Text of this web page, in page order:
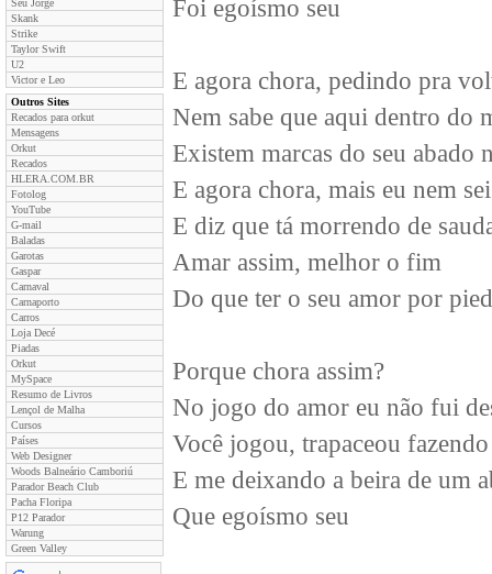
Seu Jorge
Skank
Strike
Taylor Swift
U2
Victor e Leo
Outros Sites
Recados para orkut
Mensagens
Orkut
Recados
HLERA.COM.BR
Fotolog
YouTube
G-mail
Baladas
Garotas
Gaspar
Carnaval
Carnaporto
Carros
Loja Decé
Piadas
Orkut
MySpace
Resumo de Livros
Lençol de Malha
Cursos
Países
Web Designer
Woods Balneário Camboriú
Parador Beach Club
Pacha Floripa
P12 Parador
Warung
Green Valley
Foi egoísmo seu
E agora chora, pedindo pra
Nem sabe que aqui dentro do
Existem marcas do seu abado
E agora chora, mais eu nem
E diz que tá morrendo de
Amar assim, melhor o fim
Do que ter o seu amor por
Porque chora assim?
No jogo do amor eu não fui
Você jogou, trapaceou
E me deixando a beira de um
Que egoísmo seu